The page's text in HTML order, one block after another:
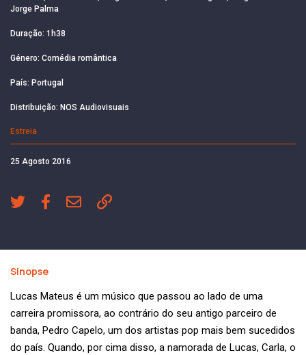
Jorge Palma
Duração: 1h38
Género: Comédia romântica
País: Portugal
Distribuição: NOS Audiovisuais
Estreia
25 Agosto 2016
Sinopse
Lucas Mateus é um músico que passou ao lado de uma
carreira promissora, ao contrário do seu antigo parceiro de
banda, Pedro Capelo, um dos artistas pop mais bem sucedidos
do país. Quando, por cima disso, a namorada de Lucas, Carla, o